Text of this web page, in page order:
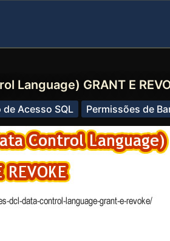
Language) GRANT E
Acesso SQL Permissões de